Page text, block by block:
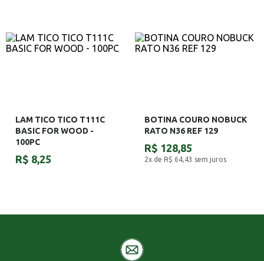
LAM TICO TICO T111C
BASIC FOR WOOD -
100PC
R$ 8,25
BOTINA COURO NOBUCK
RATO N36 REF 129
R$ 128,85
2x de R$ 64,43 sem juros